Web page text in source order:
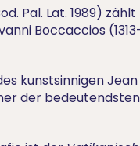
Pal. Lat. 1989)
Boccaccios
kunstsinnigen
der